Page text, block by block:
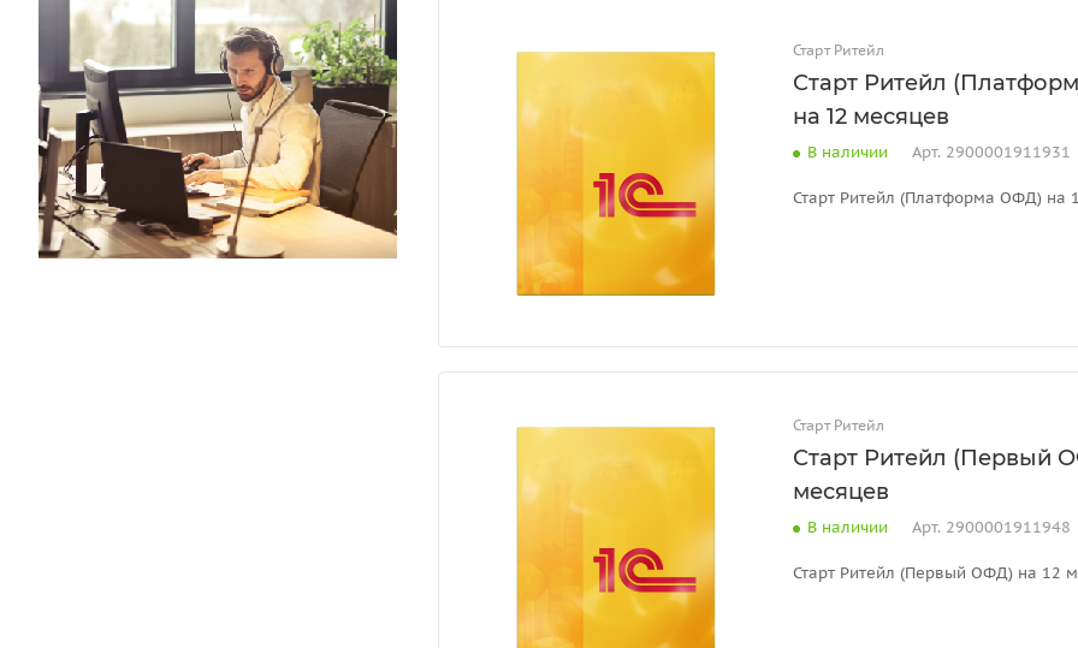
Старт Ритейл
Старт Ритейл
на 12 месяцев
В наличии Арт. 2900001911931
Старт Ритейл (Платформа ОФД) на
Старт Ритейл
Старт Ритейл (Первый
месяцев
В наличии Арт. 2900001911948
Старт Ритейл (Первый ОФД) на 12